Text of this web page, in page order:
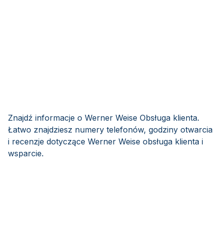
Znajdź informacje o Werner Weise Obsługa klienta.
Łatwo znajdziesz numery telefonów, godziny otwarcia
i recenzje dotyczące Werner Weise obsługa klienta i
wsparcie.